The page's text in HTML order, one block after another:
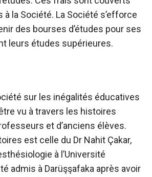
à la Société. La Société s’efforce
des bourses d’études pour ses
leurs études supérieures.
sur les inégalités éducatives
vu à travers les histoires
et d’anciens élèves.
est celle du Dr Nahit Çakar,
à l’Université
admis à Darüşşafaka après avoir